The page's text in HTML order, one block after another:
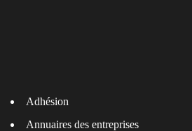
Adhésion
Annuaires des entreprises